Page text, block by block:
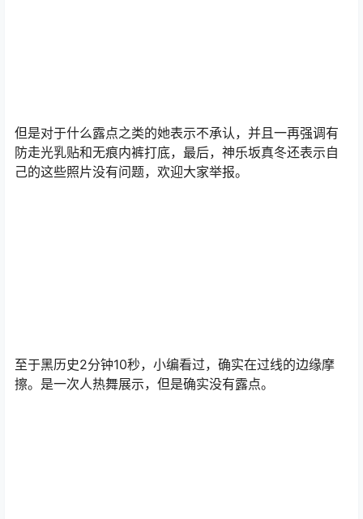
但是对于什么露点之类的她表示不承认，并且一再强调有
防走光乳贴和无痕内裤打底，最后，神乐坂真冬还表示自
己的这些照片没有问题，欢迎大家举报。
至于黑历史2分钟10秒，小编看过，确实在过线的边缘摩
擦。是一次人热舞展示，但是确实没有露点。